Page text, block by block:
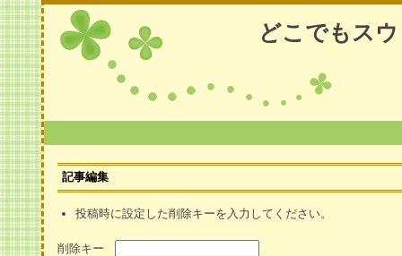
どこでもス
記事編集
投稿時に設定した削除キーを入力してください。
削除キー